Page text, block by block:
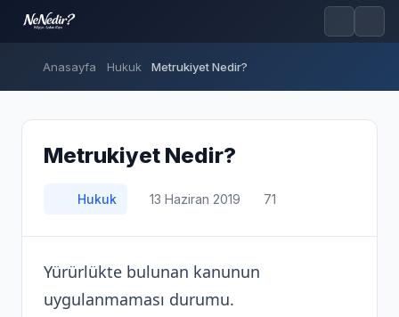
Anasayfa Hukuk Metrukiyet Nedir?
Metrukiyet Nedir?
Hukuk 13 Haziran 2019 71
Yürürlükte bulunan kanunun
uygulanmaması durumu.